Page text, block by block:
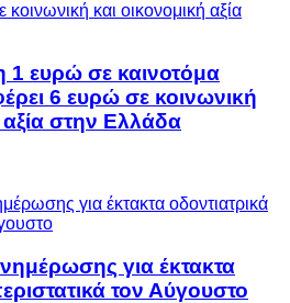
1 ευρώ σε καινοτόμα
6 ευρώ σε κοινωνική
αξία στην Ελλάδα
για έκτακτα
τον Αύγουστο